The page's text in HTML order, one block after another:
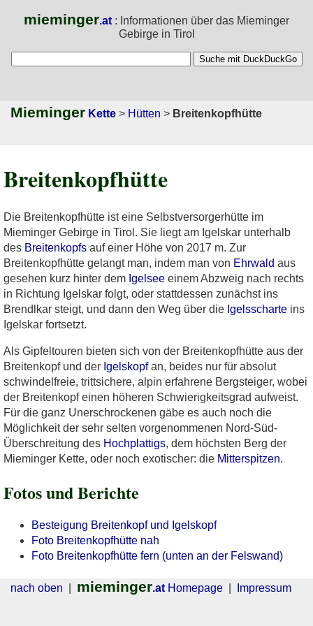
Breitenkopfhütte
Die Breitenkopfhütte ist eine Selbstversorgerhütte im
Mieminger Gebirge in Tirol. Sie liegt am Igelskar unterhalb
des Breitenkopfs auf einer Höhe von 2017 m. Zur
Breitenkopfhütte gelangt man, indem man von Ehrwald aus
gesehen kurz hinter dem Igelsee einem Abzweig nach rechts
in Richtung Igelskar folgt, oder stattdessen zunächst ins
Brendlkar steigt, und dann den Weg über die Igelsscharte ins
Igelskar fortsetzt.
Als Gipfeltouren bieten sich von der Breitenkopfhütte aus der
Breitenkopf und der Igelskopfan, beides nur für absolut
schwindelfreie, trittsichere, alpin erfahrene Bergsteiger, wobei
der Breitenkopf einen höheren Schwierigkeitsgrad aufweist.
Für die ganz Unerschrockenen gäbe es auch noch die
Möglichkeit der sehr selten vorgenommenen Nord-Süd-
Überschreitung des Hochplattigs, dem höchsten Berg der
Mieminger Kette, oder noch exotischer: die Mitterspitzen.
Fotos und Berichte
Besteigung Breitenkopf und Igelskopf
Foto Breitenkopfhütte nah
Foto Breitenkopfhütte fern (unten an der Felswand)
nach oben mieminger.at Homepage Impressum
mieminger.at : Informationen über das Mieminger
Gebirge in Tirol
Mieminger Kette > Hütten > Breitenkopfhütte